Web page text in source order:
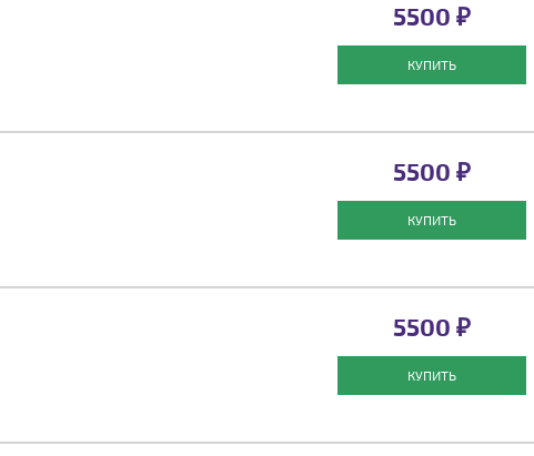
5500 ₽
КУПИТЬ
5500 ₽
КУПИТЬ
5500 ₽
КУПИТЬ